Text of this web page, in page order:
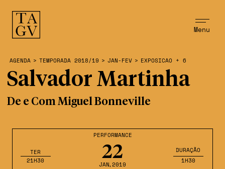
Menu
PERFORMANCE
22
JAN,2019
TER
21H30
DURAÇÃO
1H30
AGENDA > TEMPORADA 2018/19 > JAN-FEV > EXPOSICAO + 6
Salvador Martinha
De e Com Miguel Bonneville